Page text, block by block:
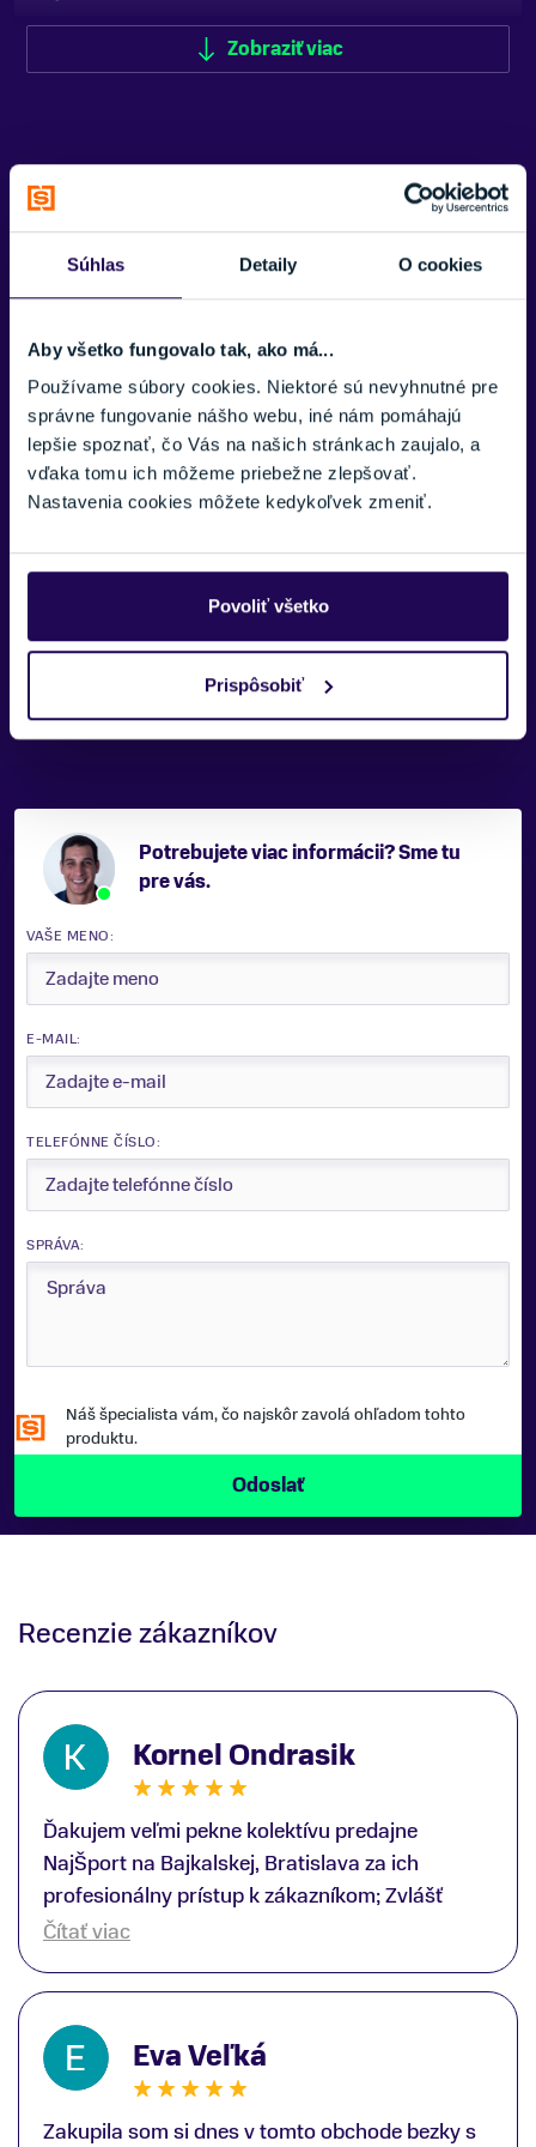
Súhlas Detaily O cookies
Aby všetko fungovalo tak, ako má...
Používame súbory cookies. Niektoré sú nevyhnutné pre
správne fungovanie nášho webu, iné nám pomáhajú
lepšie spoznať, čo Vás na našich stránkach zaujalo, a
vďaka tomu ich môžeme priebežne zlepšovať.
Nastavenia cookies môžete kedykoľvek zmeniť.
Povoliť všetko
Prispôsobiť
Zobraziť viac
DETAIL
Vonkajší materiál
74 % polyamid, 26 % elastan, WP 10 000 mm, WVP 5 000
Podšívka I
100 % polyamid
Podšívka II
74 % polyamid, 26 % elastan
90 % kačacie páperie, 10 % perie (RDS certifikované)
100 % recyklovaný polyester Primaloft® padding
Kapucňa a manžety (lem)
100 % polyester
Potrebujete viac informácii? Sme tu
pre vás.
VAŠE MENO:
E-MAIL:
TELEFÓNNE ČÍSLO:
SPRÁVA:
Náš špecialista vám, čo najskôr zavolá ohľadom tohto
produktu.
Recenzie zákazníkov
Kornel Ondrasik
Ďakujem veľmi pekne kolektívu predajne
NajŠport na Bajkalskej, Bratislava za ich
profesionálny prístup k zákazníkom; Zvlášť
ďakujem špecialistovi Martinovi Gunišovi za
lyžiarskej obuvi, ako aj prilby.. všetko značka
Atomic; Pán Martin Guniš mi svojou
odbornosťou otvoril nové obzory a dozvedel
som sa, vďaka jeho profesionálnemu prístupu k
zákazníkovi, up-to-date informácie o nových
Čítať viac
Eva Veľká
Zakupila som si dnes v tomto obchode bezky s